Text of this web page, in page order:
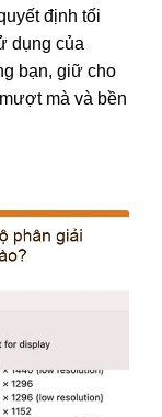
định tối
dụng của
bạn, giữ cho
mà và bền